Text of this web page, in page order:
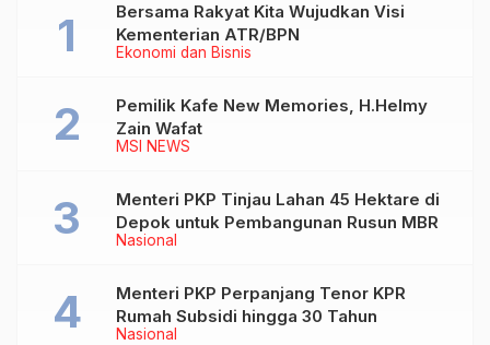
Ekonomi dan Bisnis
Bersama Rakyat Kita Wujudkan Visi
Kementerian ATR/BPN
MSI NEWS
Pemilik Kafe New Memories, H.Helmy
Zain Wafat
Nasional
Menteri PKP Tinjau Lahan 45 Hektare di
Depok untuk Pembangunan Rusun MBR
Nasional
Menteri PKP Perpanjang Tenor KPR
Rumah Subsidi hingga 30 Tahun